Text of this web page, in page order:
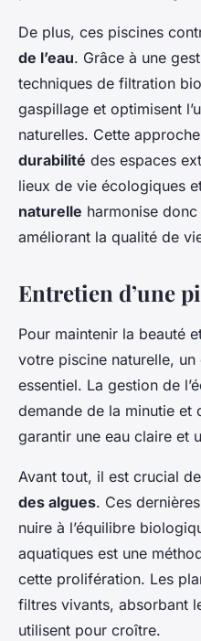
De plus, ces piscines
de l’eau. Grâce à une
techniques de filtration
gaspillage et optimisent
naturelles. Cette
durabilité des espaces
lieux de vie écologiques
naturelle harmonise
améliorant la qualité de
Entretien d’une
Pour maintenir la beauté
votre piscine naturelle,
essentiel. La gestion de
demande de la minutie et
garantir une eau claire et
Avant tout, il est crucial
des algues. Ces
nuire à l’équilibre
aquatiques est une
cette prolifération. Les
filtres vivants, absorbant
utilisent pour croître.